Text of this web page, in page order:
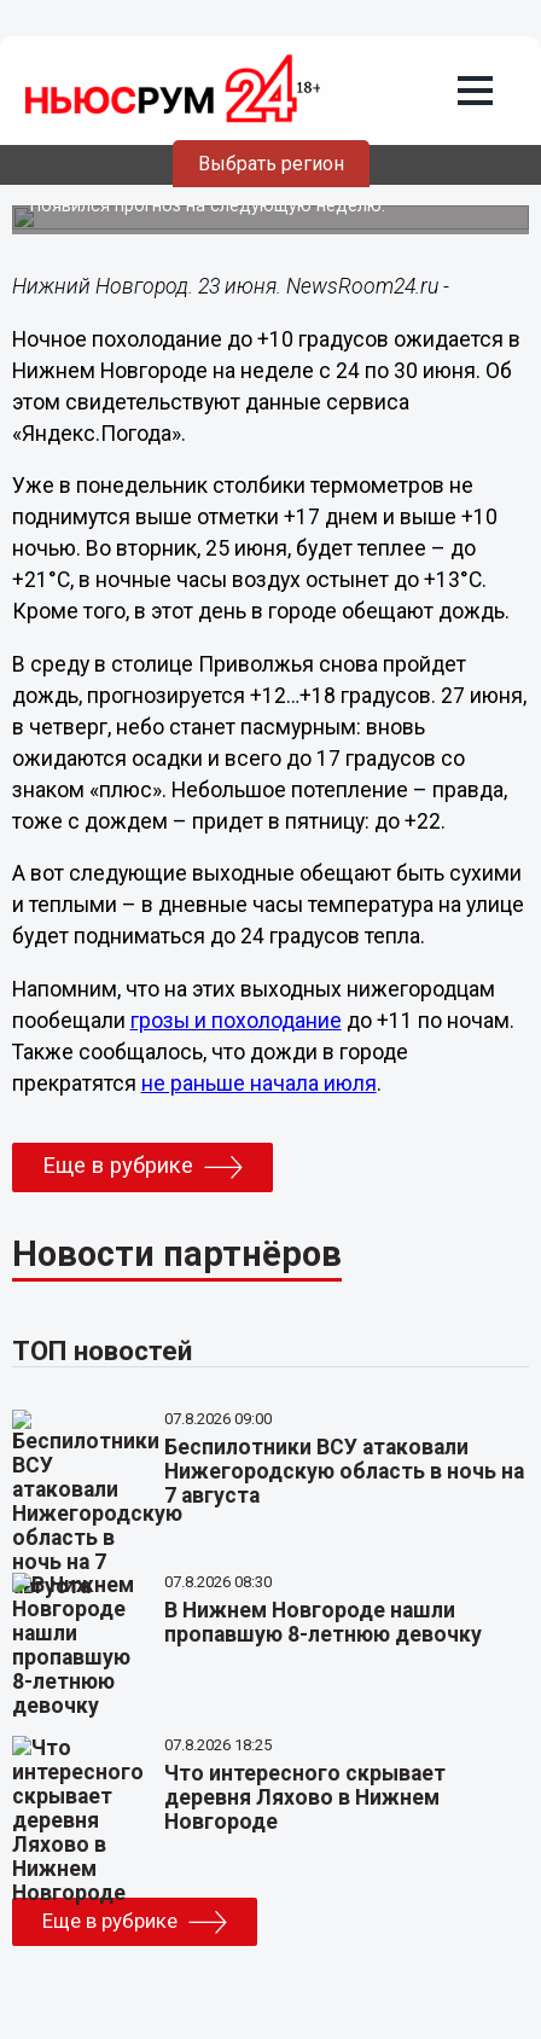
Выбрать регион
23.06.202419:52
Похолодание до +10°C и дожди идут в
Нижний Новгород
Появился прогноз на следующую неделю.
Нижний Новгород. 23 июня. NewsRoom24.ru -
Ночное похолодание до +10 градусов ожидается в
Нижнем Новгороде на неделе с 24 по 30 июня. Об
этом свидетельствуют данные сервиса
«Яндекс.Погода».
Уже в понедельник столбики термометров не
поднимутся выше отметки +17 днем и выше +10
ночью. Во вторник, 25 июня, будет теплее – до
+21°C, в ночные часы воздух остынет до +13°C.
Кроме того, в этот день в городе обещают дождь.
В среду в столице Приволжья снова пройдет
дождь, прогнозируется +12…+18 градусов. 27 июня,
в четверг, небо станет пасмурным: вновь
ожидаются осадки и всего до 17 градусов со
знаком «плюс». Небольшое потепление – правда,
тоже с дождем – придет в пятницу: до +22.
А вот следующие выходные обещают быть сухими
и теплыми – в дневные часы температура на улице
будет подниматься до 24 градусов тепла.
Напомним, что на этих выходных нижегородцам
пообещали грозы и похолодание до +11 по ночам.
Также сообщалось, что дожди в городе
прекратятся не раньше начала июля.
Еще в рубрике
Новости партнёров
ТОП новостей
07.8.2026 09:00
Беспилотники ВСУ атаковали
Нижегородскую область в ночь на
7 августа
07.8.2026 08:30
В Нижнем Новгороде нашли
пропавшую 8-летнюю девочку
07.8.2026 18:25
Что интересного скрывает
деревня Ляхово в Нижнем
Новгороде
Еще в рубрике